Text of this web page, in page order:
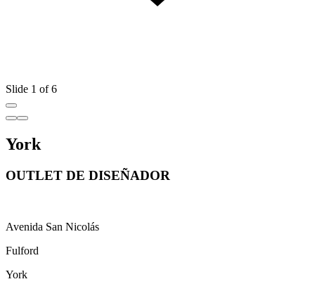
Slide 1 of 6
York
OUTLET DE DISEÑADOR
Avenida San Nicolás
Fulford
York